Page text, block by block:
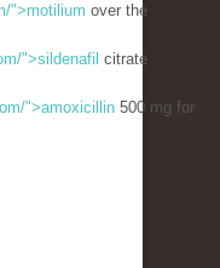
">motilium over the
">sildenafil citrate
">amoxicillin 500 mg for